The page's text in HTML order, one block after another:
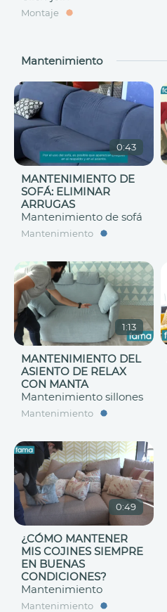
Montaje
Mantenimiento
0:43
MANTENIMIENTO DE
SOFÁ: ELIMINAR
ARRUGAS
Mantenimiento de sofá
Mantenimiento
1:13
MANTENIMIENTO DEL
ASIENTO DE RELAX
CON MANTA
Mantenimiento sillones
Mantenimiento
0:49
¿CÓMO MANTENER
MIS COJINES SIEMPRE
EN BUENAS
CONDICIONES?
Mantenimiento
Mantenimiento